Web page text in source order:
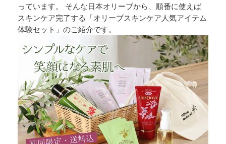
っています。 そんな日本オリーブから、順番に使えば
スキンケア完了する「オリーブスキンケア人気アイテム
体験セット」のご紹介です。